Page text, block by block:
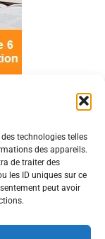
technologies telles
des appareils.
de traiter des
les ID uniques sur ce
peut avoir
réservés
cookies